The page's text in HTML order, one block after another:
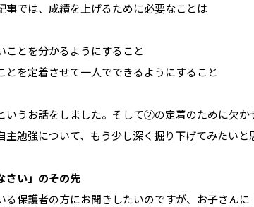
事では、成績を上げるために必要なことは
とを分かるようにすること
を定着させて一人でできるようにすること
いうお話をしました。そして②の定着のために欠か
主勉強について、もう少し深く掘り下げてみたいと
さい」のその先
る保護者の方にお聞きしたいのですが、お子さん